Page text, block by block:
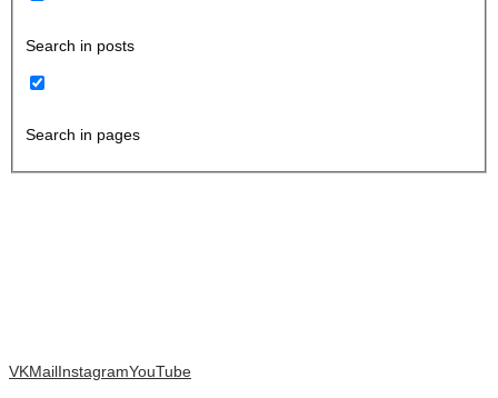
Search in posts
Search in pages
VKMailInstagramYouTube